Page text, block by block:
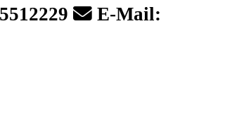
E-Mail: